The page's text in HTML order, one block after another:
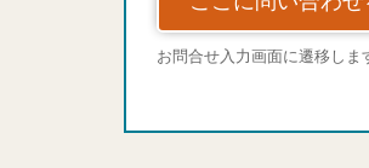
お問合せ入力画面に遷移しま